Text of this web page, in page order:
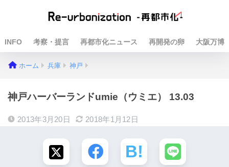
INFO 考察・提言 再都市化ニュース 再開発の卵 大阪万博
ホーム 兵庫 神戸
神戸ハーバーランドumie（ウミエ） 13.03
2013年3月20日 2018年1月12日